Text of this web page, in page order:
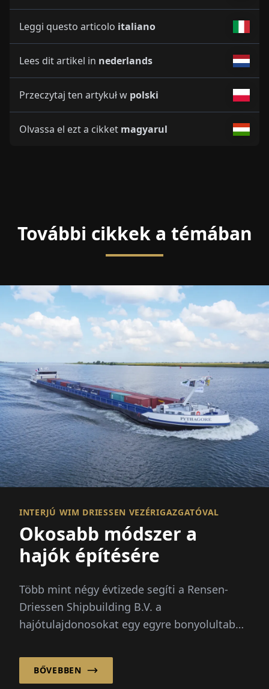
Leggi questo articolo italiano
Lees dit artikel in nederlands
Przeczytaj ten artykuł w polski
Olvassa el ezt a cikket magyarul
További cikkek a témában
INTERJÚ WIM DRIESSEN VEZÉRIGAZGATÓVAL
Okosabb módszer a
hajók építésére
Több mint négy évtizede segíti a Rensen-
Driessen Shipbuilding B.V. a
hajótulajdonosokat egy egyre bonyolultabb
hajótervezéssel és rugalmas, nemzetközi
beszerzési modelljükkel.
BŐVEBBEN